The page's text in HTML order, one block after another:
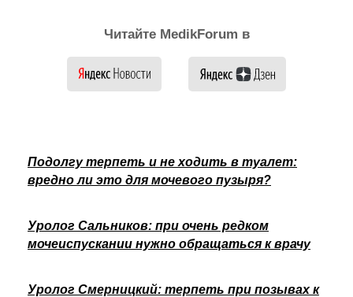
Читайте MedikForum в
Подолгу терпеть и не ходить в туалет:
вредно ли это для мочевого пузыря?
Уролог Сальников: при очень редком
мочеиспускании нужно обращаться к врачу
Уролог Смерницкий: терпеть при позывах к